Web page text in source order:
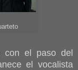
con el paso del
el vocalista